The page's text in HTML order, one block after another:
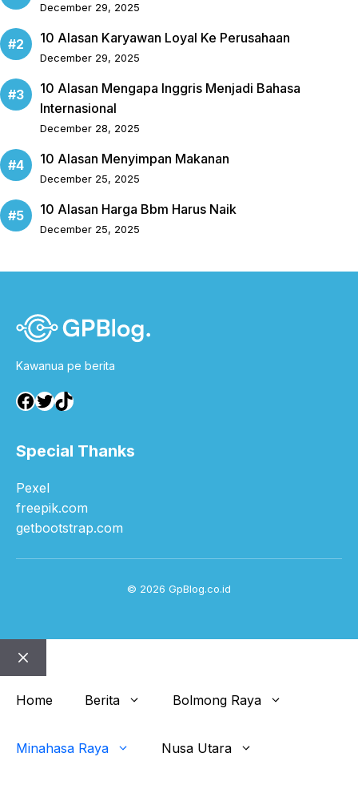
December 29, 2025
10 Alasan Karyawan Loyal Ke Perusahaan
December 29, 2025
10 Alasan Mengapa Inggris Menjadi Bahasa
Internasional
December 28, 2025
10 Alasan Menyimpan Makanan
December 25, 2025
10 Alasan Harga Bbm Harus Naik
December 25, 2025
Kawanua pe berita
Facebook
Twitter
TikTok
Special Thanks
Pexel
freepik.com
getbootstrap.com
© 2026 GpBlog.co.id
Close
Home
Berita Bolmong Raya
Minahasa Raya Nusa Utara